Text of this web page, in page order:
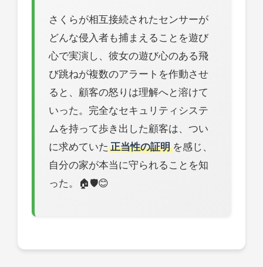
さくらが相互接続されたセンサーが
どんな侵入者も捕まえることを遊び
心で実演し、彼女の遊び心のある飛
び跳ねが複数のアラートを作動させ
ると、顧客の怒りは理解へと溶けて
いった。完全なセキュリティシステ
ムを持って歩き出した顧客は、つい
に求めていた 正当性の証明を感じ、
自分の家が本当に守られることを知
った。🏠🛡️😊